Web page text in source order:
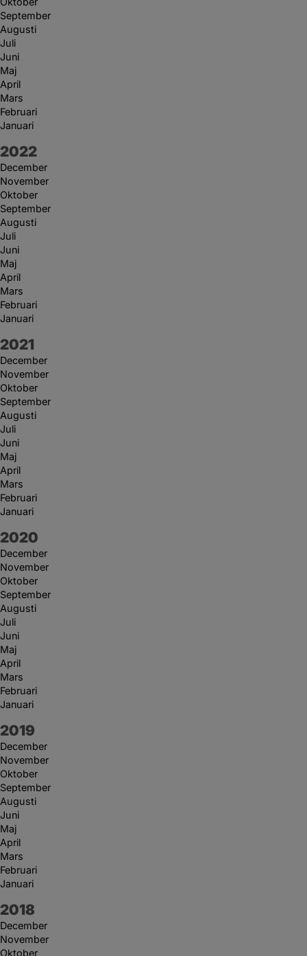
September
Augusti
Juli
Juni
Maj
April
Mars
Februari
Januari
År:
2022
December
November
Oktober
September
Augusti
Juli
Juni
Maj
April
Mars
Februari
Januari
År:
2021
December
November
Oktober
September
Augusti
Juli
Juni
Maj
April
Mars
Februari
Januari
År:
2020
December
November
Oktober
September
Augusti
Juli
Juni
Maj
April
Mars
Februari
Januari
År:
2019
December
November
Oktober
September
Augusti
Juni
Maj
April
Mars
Februari
Januari
År:
2018
December
November
Oktober